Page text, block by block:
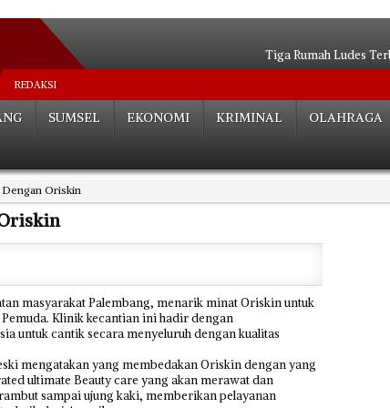
Tiga Rumah Ludes
Zero Asap di
Silaturahmi dengan AKHOR, Harno-
Harno-Fitri
Dipecat Jadi Advokat,
REDAKSI
SUMSEL EKONOMI KRIMINAL OLAHRAGA
Oriskin
masyarakat Palembang, menarik minat Oriskin untuk
Klinik kecantian ini hadir dengan
untuk cantik secara menyeluruh dengan kualitas
mengatakan yang membedakan Oriskin dengan yang
ultimate Beauty care yang akan merawat dan
sampai ujung kaki, memberikan pelayanan